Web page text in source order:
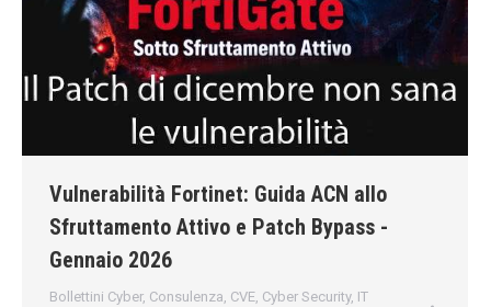
Vulnerabilità Fortinet: Guida ACN allo
Sfruttamento Attivo e Patch Bypass -
Gennaio 2026
Bollettini Cyber, Consulenza, CVE, Cyber Security, IT